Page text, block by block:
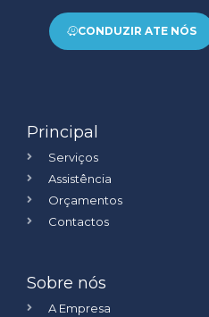
CONDUZIR ATE NÓS
Principal
Serviços
Assistência
Orçamentos
Contactos
Sobre nós
A Empresa